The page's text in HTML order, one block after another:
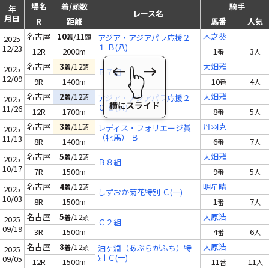
年
月日
場名 着/頭数
レース名
騎手
R
距離 馬番
人気
2025
12/23
名古屋 10着/11頭
アジア・アジアパラ応援２
１ Ｂ(八)
木之葵
12R
2000m 1番 3人
2025
12/09
名古屋 3着/12頭 Ｂ７組
大畑雅
9R
1400m 10番 4人
2025
11/26
名古屋 2着/12頭
アジア・アジアパラ応援２
０ Ｂ(九)
大畑雅
12R
1700m 8番 5人
2025
11/13
名古屋 3着/11頭
レディス・フォリエージ賞
（牝馬） Ｂ
丹羽克
8R
1400m 6番 7人
2025
10/17
名古屋 5着/12頭 Ｂ８組
大畑雅
7R
1500m 9番 5人
2025
10/03
名古屋 4着/12頭 しずおか菊花特別 Ｃ(一)
明星晴
8R
1500m 1番 7人
2025
09/19
名古屋 5着/12頭 Ｃ２組
大原浩
3R
1500m 4番 6人
2025
09/05
名古屋 8着/12頭
油ヶ淵（あぶらがふち）特
別 Ｃ(一)
大原浩
12R
1500m 11番 11人